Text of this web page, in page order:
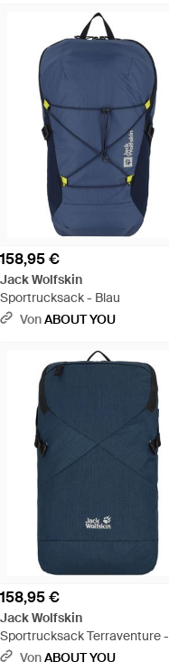
158,95 €
Jack Wolfskin
Sportrucksack - Blau
VonABOUT YOU
158,95 €
Jack Wolfskin
Sportrucksack Terraventure -
BlauVonABOUT YOU